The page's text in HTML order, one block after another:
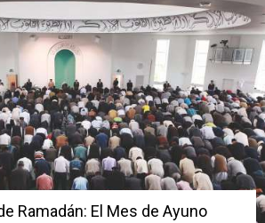
Ramadán: El Mes de Ayuno